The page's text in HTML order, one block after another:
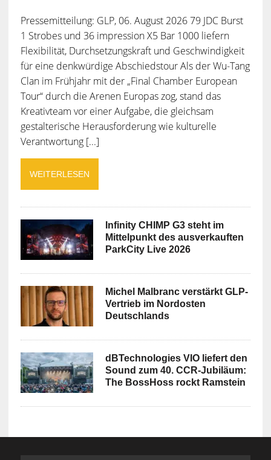
Pressemitteilung: GLP, 06. August 2026 79 JDC Burst
1 Strobes und 36 impression X5 Bar 1000 liefern
Flexibilität, Durchsetzungskraft und Geschwindigkeit
für eine denkwürdige Abschiedstour Als der Wu-Tang
Clan im Frühjahr mit der „Final Chamber European
Tour“ durch die Arenen Europas zog, stand das
Kreativteam vor einer Aufgabe, die gleichsam
gestalterische Herausforderung wie kulturelle
Verantwortung [...]
WEITERLESEN
Infinity CHIMP G3 steht im
Mittelpunkt des ausverkauften
ParkCity Live 2026
Michel Malbranc verstärkt GLP-
Vertrieb im Nordosten
Deutschlands
dBTechnologies VIO liefert den
Sound zum 40. CCR-Jubiläum:
The BossHoss rockt Ramstein